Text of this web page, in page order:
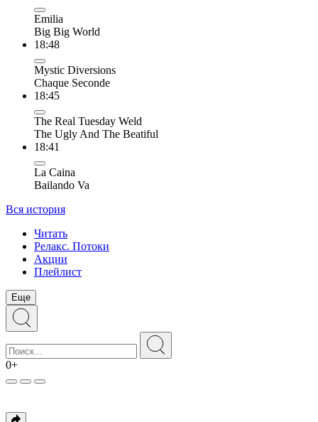
Emilia
Big Big World
18:48
Mystic Diversions
Chaque Seconde
18:45
The Real Tuesday Weld
The Ugly And The Beatiful
18:41
La Caina
Bailando Va
Вся история
Читать
Релакс. Потоки
Акции
Плейлист
Еще
0+